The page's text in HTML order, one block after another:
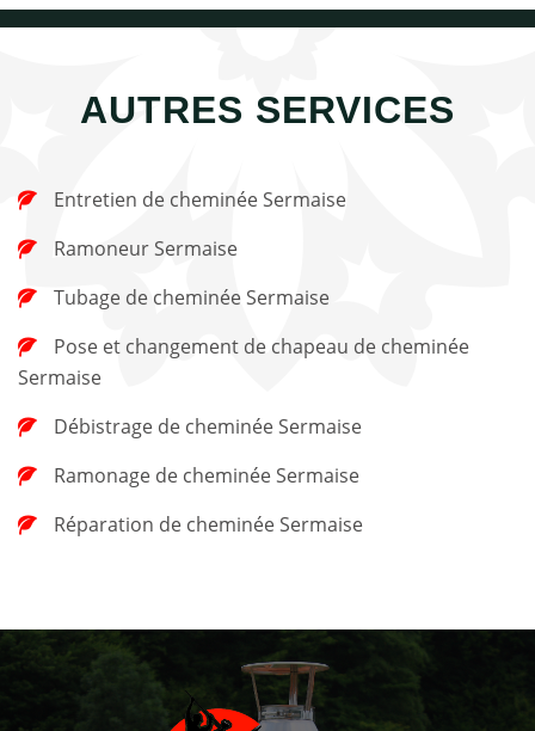
AUTRES SERVICES
Entretien de cheminée Sermaise
Ramoneur Sermaise
Tubage de cheminée Sermaise
Sermaise
Débistrage de cheminée Sermaise
Ramonage de cheminée Sermaise
Réparation de cheminée Sermaise